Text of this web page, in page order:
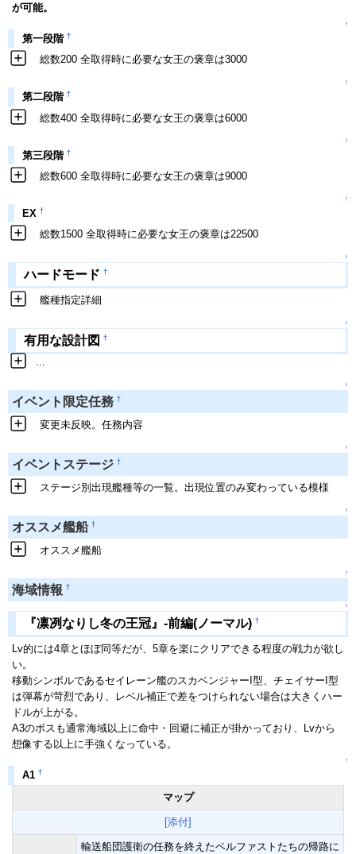
が可能。
↑
第一段階 †
総数200 全取得時に必要な女王の褒章は3000
↑
第二段階 †
総数400 全取得時に必要な女王の褒章は6000
↑
第三段階 †
総数600 全取得時に必要な女王の褒章は9000
↑
EX †
総数1500 全取得時に必要な女王の褒章は22500
↑
ハードモード †
艦種指定詳細
↑
有用な設計図 †
...
↑
イベント限定任務 †
変更未反映。任務内容
↑
イベントステージ †
ステージ別出現艦種等の一覧。出現位置のみ変わっている模様
↑
オススメ艦船 †
オススメ艦船
↑
海域情報 †
↑
『凛冽なりし冬の王冠』-前編(ノーマル) †
Lv的には4章とほぼ同等だが、5章を楽にクリアできる程度の戦力が欲し
い。
移動シンボルであるセイレーン艦のスカベンジャーI型、チェイサーI型
は弾幕が苛烈であり、レベル補正で差をつけられない場合は大きくハー
ドルが上がる。
A3のボスも通常海域以上に命中・回避に補正が掛かっており、Lvから
想像する以上に手強くなっている。
↑
A1 †
マップ
[添付]
輸送船団護衛の任務を終えたベルファストたちの帰路に